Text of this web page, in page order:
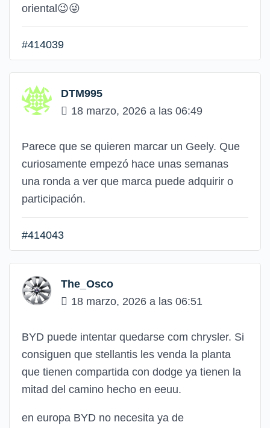
oriental😉😜
#414039
DTM995
18 marzo, 2026 a las 06:49
Parece que se quieren marcar un Geely. Que
curiosamente empezó hace unas semanas
una ronda a ver que marca puede adquirir o
participación.
#414043
The_Osco
18 marzo, 2026 a las 06:51
BYD puede intentar quedarse com chrysler. Si
consiguen que stellantis les venda la planta
que tienen compartida con dodge ya tienen la
mitad del camino hecho en eeuu.
en europa BYD no necesita ya de